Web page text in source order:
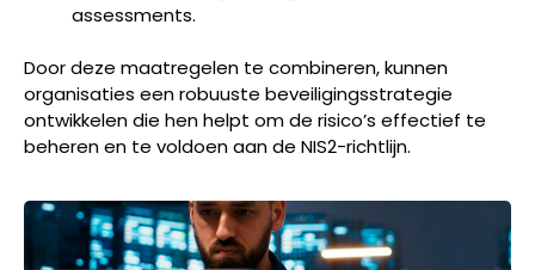
assessments.
Door deze maatregelen te combineren, kunnen
organisaties een robuuste beveiligingsstrategie
ontwikkelen die hen helpt om de risico’s effectief te
beheren en te voldoen aan de NIS2-richtlijn.